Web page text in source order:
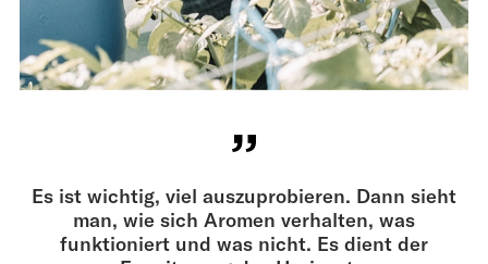
Es ist wichtig, viel aus­zuprobieren. Dann sieht
man, wie sich Aromen verhalten, was
funktioniert und was nicht. Es dient der